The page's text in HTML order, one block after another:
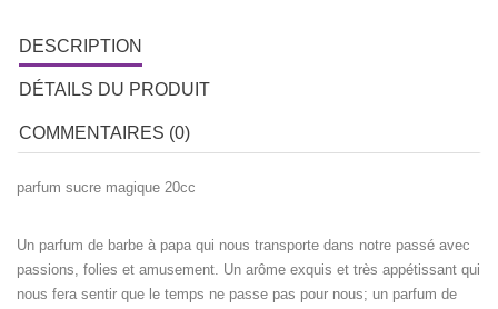
DESCRIPTION
DÉTAILS DU PRODUIT
COMMENTAIRES (0)
parfum sucre magique 20cc
Un parfum de barbe à papa qui nous transporte dans notre passé avec
passions, folies et amusement. Un arôme exquis et très appétissant qui
nous fera sentir que le temps ne passe pas pour nous; un parfum de